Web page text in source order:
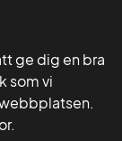
ge dig en bra
som vi
adm